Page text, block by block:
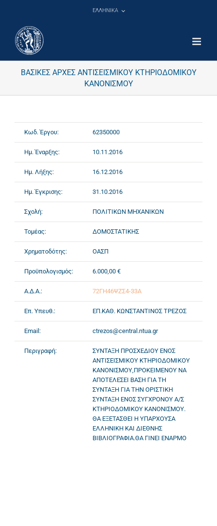
ΕΛΛΗΝΙΚΑ
ΒΑΣΙΚΕΣ ΑΡΧΕΣ ΑΝΤΙΣΕΙΣΜΙΚΟΥ ΚΤΗΡΙΟΔΟΜΙΚΟΥ
ΚΑΝΟΝΙΣΜΟΥ
Κωδ. Έργου: 62350000
Ημ. Έναρξης: 10.11.2016
Ημ. Λήξης: 16.12.2016
Ημ. Έγκρισης: 31.10.2016
Σχολή: ΠΟΛΙΤΙΚΩΝ ΜΗΧΑΝΙΚΩΝ
Τομέας: ΔΟΜΟΣΤΑΤΙΚΗΣ
Χρηματοδότης: ΟΑΣΠ
Προϋπολογισμός: 6.000,00 €
Α.Δ.Α.: 72ΓΗ46ΨΖΣ4-33Α
Επ. Υπευθ.: ΕΠ.ΚΑΘ. ΚΩΝΣΤΑΝΤΙΝΟΣ ΤΡΕΖΟΣ
Email: ctrezos@central.ntua.gr
Περιγραφή:
ΣΥΝΤΑΞΗ ΠΡΟΣΧΕΔΙΟΥ ΕΝΟΣ
ΑΝΤΙΣΕΙΣΜΙΚΟΥ ΚΤΗΡΙΟΔΟΜΙΚΟΥ
ΚΑΝΟΝΙΣΜΟΥ,ΠΡΟΚΕΙΜΕΝΟΥ ΝΑ
ΑΠΟΤΕΛΕΣΕΙ ΒΑΣΗ ΓΙΑ ΤΗ
ΣΥΝΤΑΞΗ ΓΙΑ ΤΗΝ ΟΡΙΣΤΙΚΗ
ΣΥΝΤΑΞΗ ΕΝΟΣ ΣΥΓΧΡΟΝΟΥ Α/Σ
ΚΤΗΡΙΟΔΟΜΙΚΟΥ ΚΑΝΟΝΙΣΜΟΥ.
ΘΑ ΕΞΕΤΑΣΘΕΙ Η ΥΠΑΡΧΟΥΣΑ
ΕΛΛΗΝΙΚΗ ΚΑΙ ΔΙΕΘΝΗΣ
ΒΙΒΛΙΟΓΡΑΦΙΑ.ΘΑ ΓΙΝΕΙ ΕΝΑΡΜΟ